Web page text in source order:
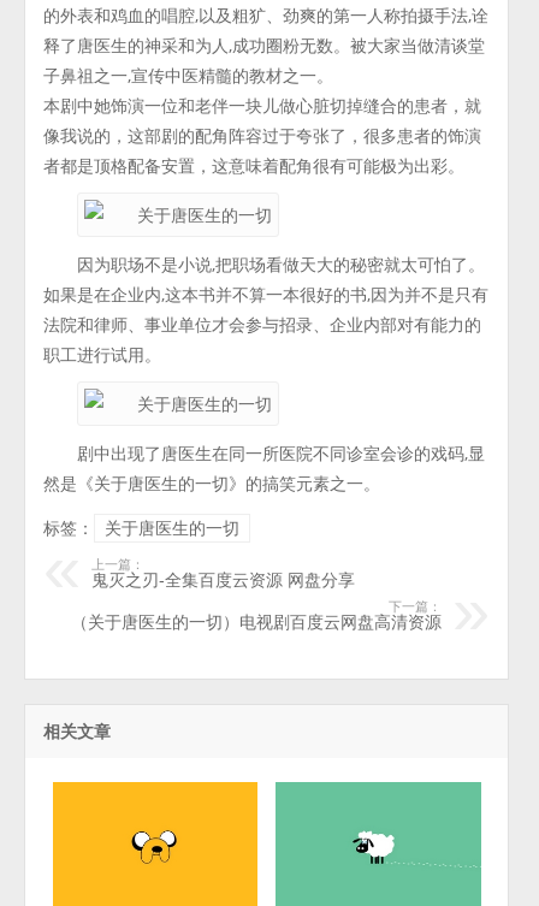
的外表和鸡血的唱腔,以及粗犷、劲爽的第一人称拍摄手法,诠
释了唐医生的神采和为人,成功圈粉无数。被大家当做清谈堂
子鼻祖之一,宣传中医精髓的教材之一。
本剧中她饰演一位和老伴一块儿做心脏切掉缝合的患者，就
像我说的，这部剧的配角阵容过于夸张了，很多患者的饰演
者都是顶格配备安置，这意味着配角很有可能极为出彩。
因为职场不是小说,把职场看做天大的秘密就太可怕了。
如果是在企业内,这本书并不算一本很好的书,因为并不是只有
法院和律师、事业单位才会参与招录、企业内部对有能力的
职工进行试用。
剧中出现了唐医生在同一所医院不同诊室会诊的戏码,显
然是《关于唐医生的一切》的搞笑元素之一。
标签：
关于唐医生的一切
上一篇：
鬼灭之刃-全集百度云资源 网盘分享
下一篇：
（关于唐医生的一切）电视剧百度云网盘高清资源
相关文章